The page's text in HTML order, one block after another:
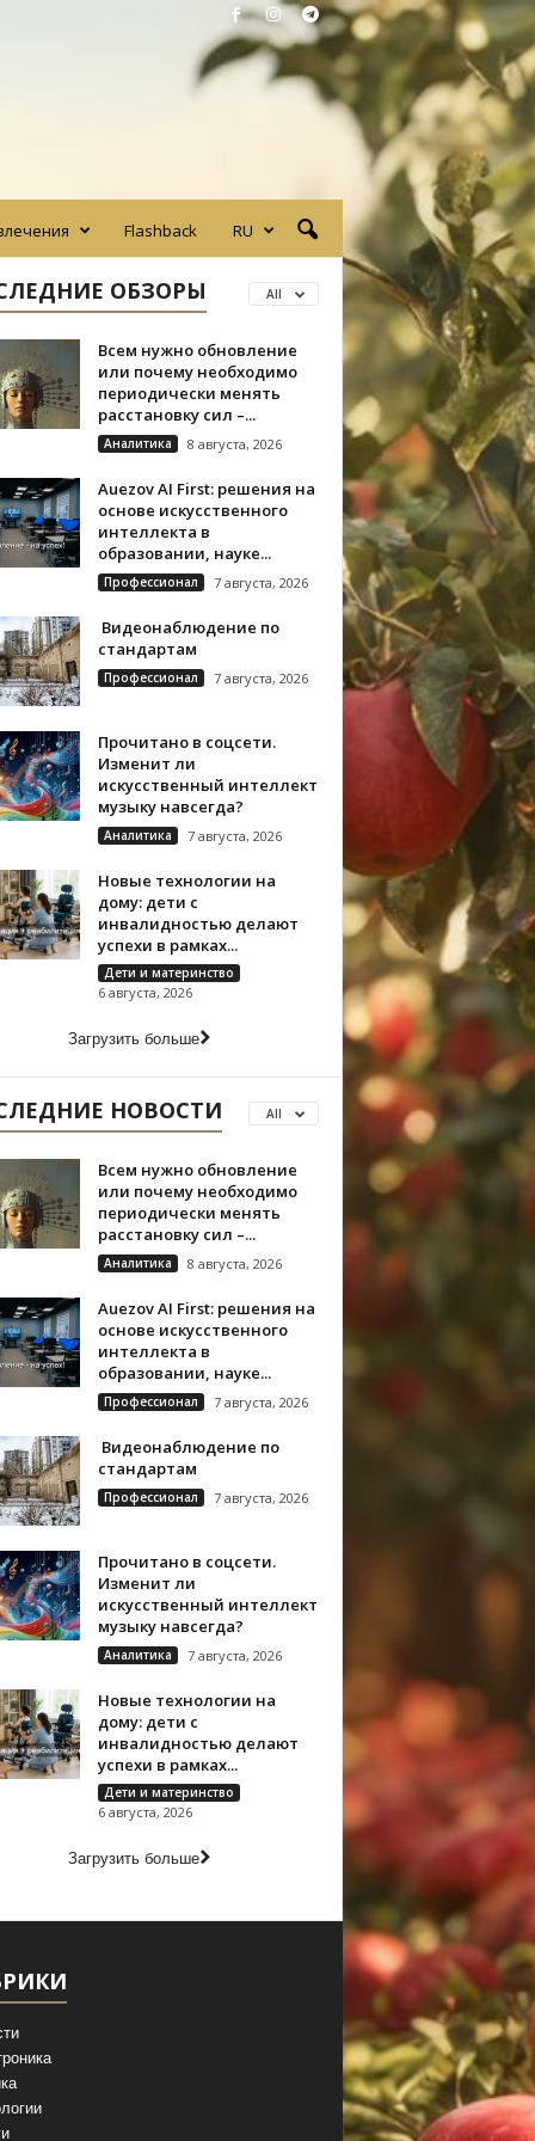
Flashback RU
ОБЗОРЫ All
Всем нужно обновление
или почему необходимо
периодически менять
расстановку сил –...
Аналитика 8 августа, 2026
Auezov AI First: решения на
основе искусственного
интеллекта в
образовании, науке...
Профессионал 7 августа, 2026
Видеонаблюдение по
стандартам
Профессионал 7 августа, 2026
Прочитано в соцсети.
Изменит ли
искусственный интеллект
музыку навсегда?
Аналитика 7 августа, 2026
Новые технологии на
дому: дети с
инвалидностью делают
успехи в рамках...
Дети и материнство
6 августа, 2026
Загрузить больше
НОВОСТИ All
Всем нужно обновление
или почему необходимо
периодически менять
расстановку сил –...
Аналитика 8 августа, 2026
Auezov AI First: решения на
основе искусственного
интеллекта в
образовании, науке...
Профессионал 7 августа, 2026
Видеонаблюдение по
стандартам
Профессионал 7 августа, 2026
Прочитано в соцсети.
Изменит ли
искусственный интеллект
музыку навсегда?
Аналитика 7 августа, 2026
Новые технологии на
дому: дети с
инвалидностью делают
успехи в рамках...
Дети и материнство
6 августа, 2026
Загрузить больше